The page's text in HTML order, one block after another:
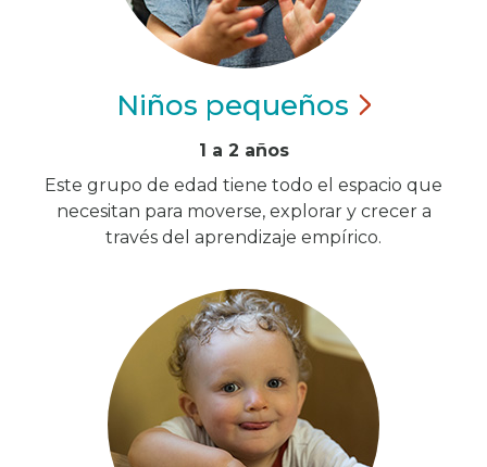
Niños pequeños
1 a 2 años
Este grupo de edad tiene todo el espacio que
necesitan para moverse, explorar y crecer a
través del aprendizaje empírico.